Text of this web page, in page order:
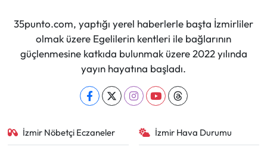
35punto.com, yaptığı yerel haberlerle başta İzmirliler
olmak üzere Egelilerin kentleri ile bağlarının
güçlenmesine katkıda bulunmak üzere 2022 yılında
yayın hayatına başladı.
İzmir Nöbetçi Eczaneler İzmir Hava Durumu